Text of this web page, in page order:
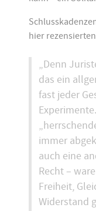
hier
„Denn
das ein
fast jeder
immer
auch eine
Recht –
Freiheit,
Widerstand